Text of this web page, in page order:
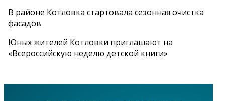
В районе Котловка стартовала сезонная очистка
фасадов
Юных жителей Котловки приглашают на
«Всероссийскую неделю детской книги»